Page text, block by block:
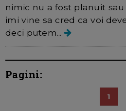
nimic nu a fost planuit
imi vine sa cred ca voi
deci putem...
Pagini:
1